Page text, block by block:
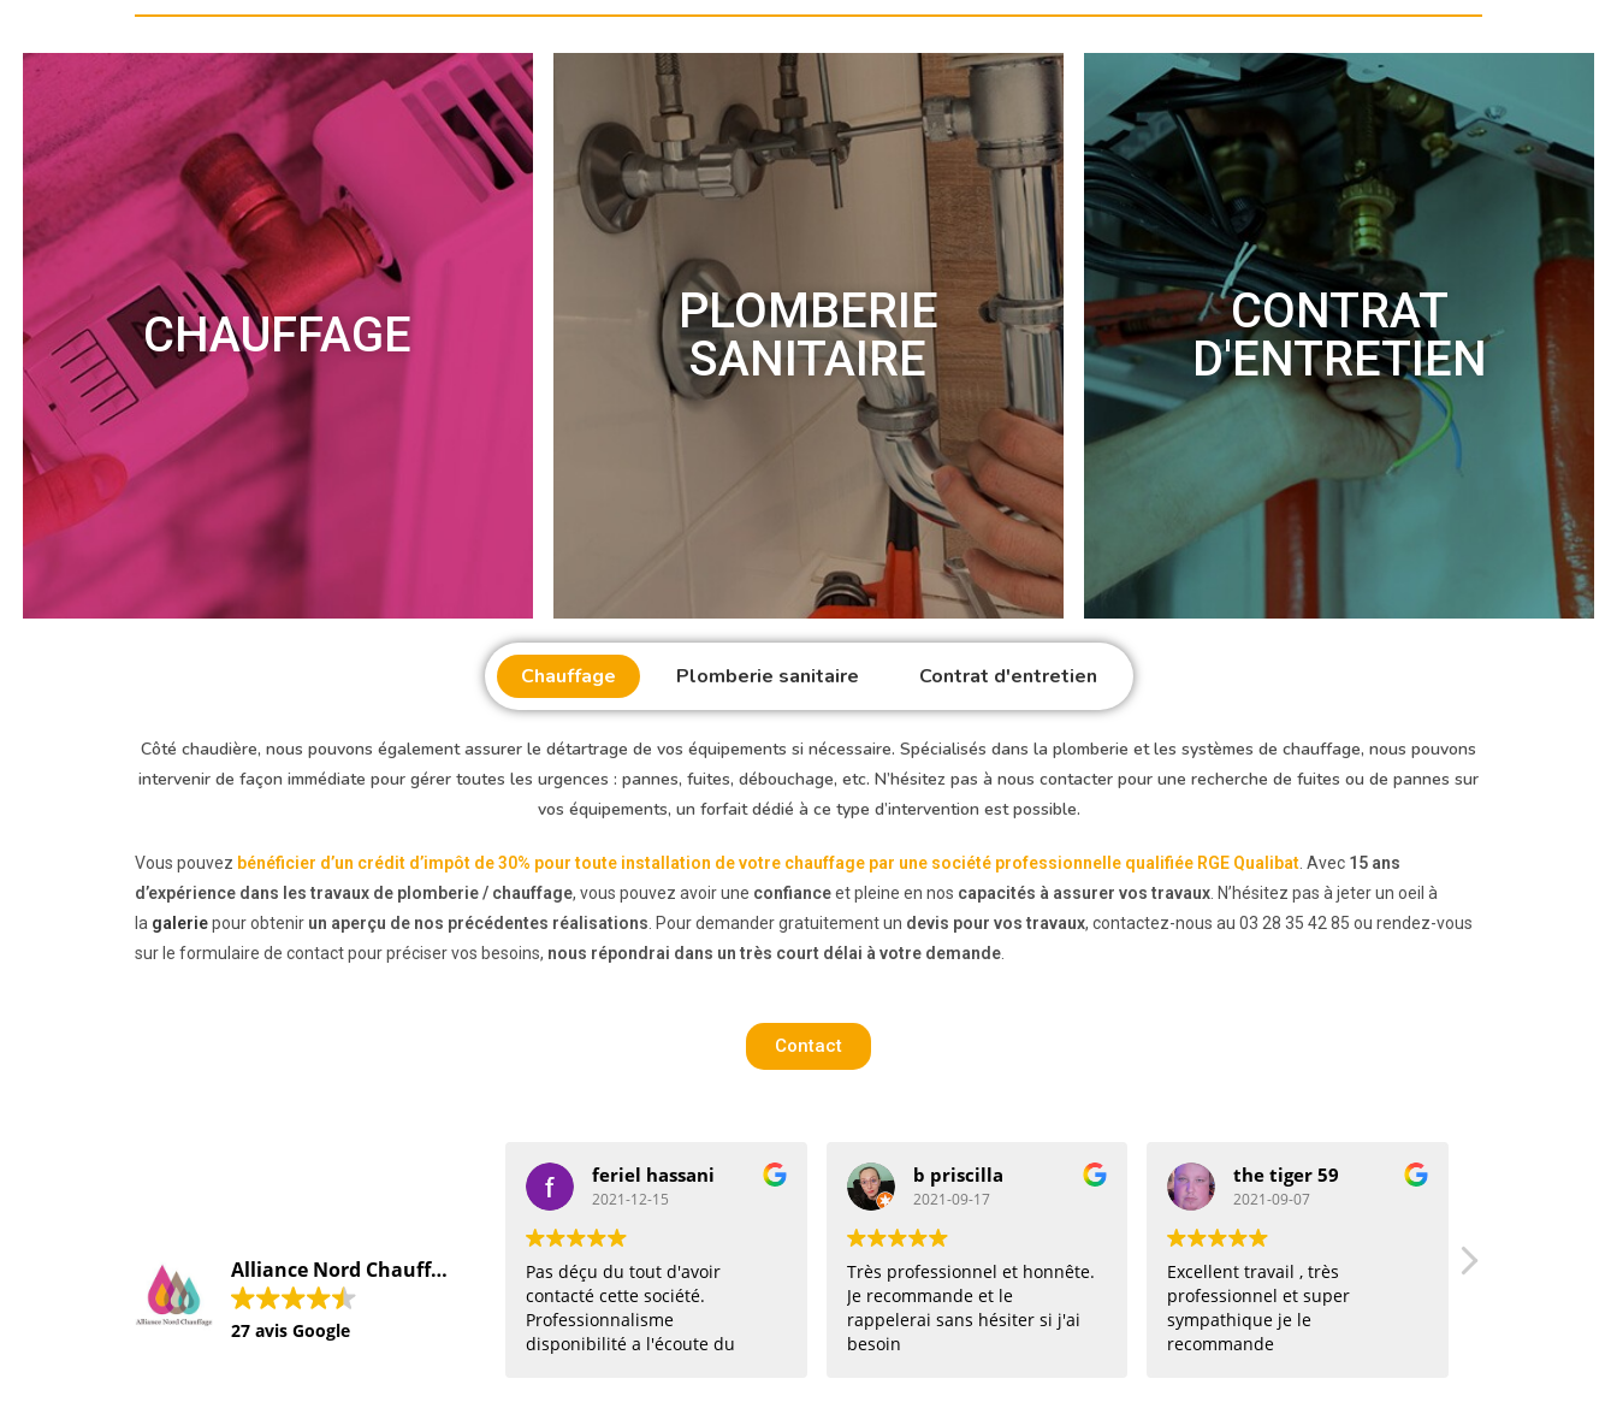
CHAUFFAGE
PLOMBERIE
SANITAIRE
CONTRAT
D'ENTRETIEN
Chauffage Plomberie sanitaire Contrat d'entretien
Côté chaudière, nous pouvons également assurer le détartrage de vos équipements si nécessaire. Spécialisés dans la plomberie et les systèmes de chauffage, nous pouvons
intervenir de façon immédiate pour gérer toutes les urgences : pannes, fuites, débouchage, etc. N’hésitez pas à nous contacter pour une recherche de fuites ou de pannes sur
vos équipements, un forfait dédié à ce type d’intervention est possible.
Vous pouvez bénéficier d’un crédit d’impôt de 30% pour toute installation de votre chauffage par une société professionnelle qualifiée RGE Qualibat . Avec 15 ans
d’expérience dans les travaux de plomberie / chauffage, vous pouvez avoir une confianceet pleine en nos capacités à assurer vos travaux . N’hésitez pas à jeter un oeil à
la galeriepour obtenir un aperçu de nos précédentes réalisations . Pour demander gratuitement un devis pour vos travaux, contactez-nous au 03 28 35 42 85 ou rendez-vous
sur le formulaire de contact pour préciser vos besoins, nous répondrai dans un très court délai à votre demande
Contact
Alliance Nord Chauffage SARL
27 avis Google
feriel hassani
Pas déçu du tout d'avoir
contacté cette société.
disponibilité a l'écoute du
b priscilla
Très professionnel et honnête.
Je recommande et le
rappelerai sans hésiter si j'ai
besoin
the tiger 59
Excellent travail , très
professionnel et super
sympathique je le
Mon héros ! Appel pour une
urgence dans la matinée,